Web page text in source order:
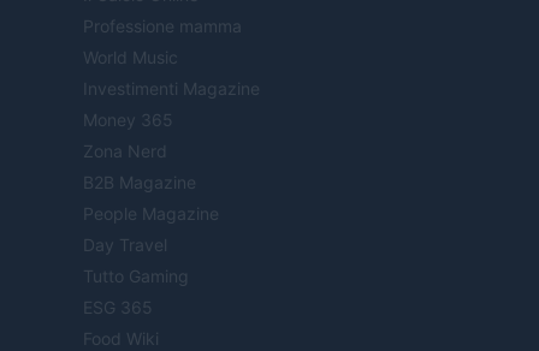
Professione mamma
World Music
Investimenti Magazine
Money 365
Zona Nerd
B2B Magazine
People Magazine
Day Travel
Tutto Gaming
ESG 365
Food Wiki